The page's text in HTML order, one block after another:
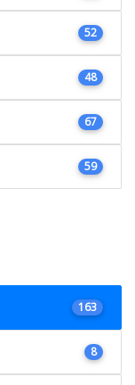
52
48
67
59
163
8